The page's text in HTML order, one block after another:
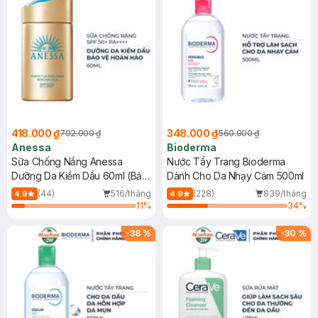
418.000 ₫702.000 ₫
Anessa
Sữa Chống Nắng Anessa
Dưỡng Da Kiềm Dầu 60ml (Bản
Mới)
4.9 (44)
516/tháng
11%
348.000 ₫560.000 ₫
Bioderma
Nước Tẩy Trang Bioderma
Dành Cho Da Nhạy Cảm 500ml
4.9 (228)
839/tháng
34%
-38 % -30 %